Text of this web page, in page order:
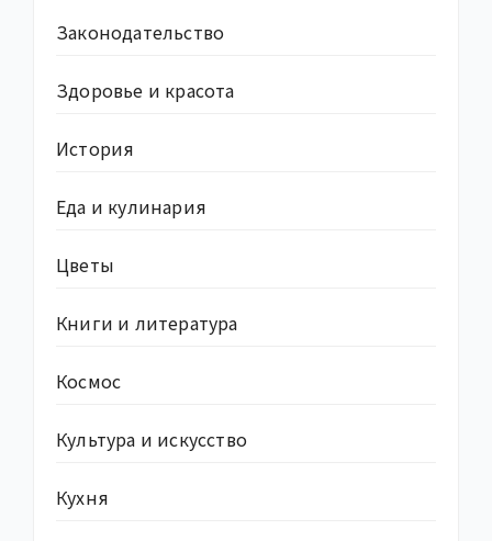
Законодательство
Здоровье и красота
История
Еда и кулинария
Цветы
Книги и литература
Космос
Культура и искусство
Кухня